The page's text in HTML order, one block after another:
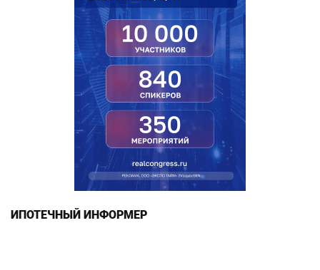
ИПОТЕЧНЫЙ ИНФОРМЕР